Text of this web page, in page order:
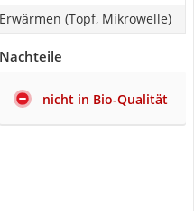
Erwärmen (Topf, Mikrowelle)
Nachteile
nicht in Bio-Qualität